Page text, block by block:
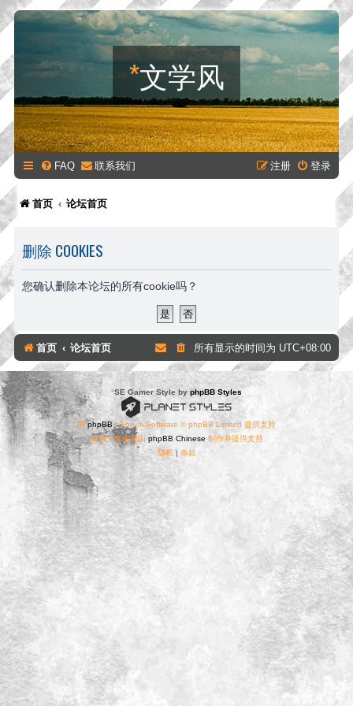
*文学风
FAQ 联系我们 登录
注册
首页 论坛首页
删除 COOKIES
您确认删除本论坛的所有cookie吗？
首页 论坛首页 所有显示的时间为 UTC+08:00
*SE Gamer Style by phpBB Styles
由phpBB® Forum Software © phpBB Limited 提供支持
简体中文语言由 phpBB Chinese制作并提供支持
隐私 | 条款